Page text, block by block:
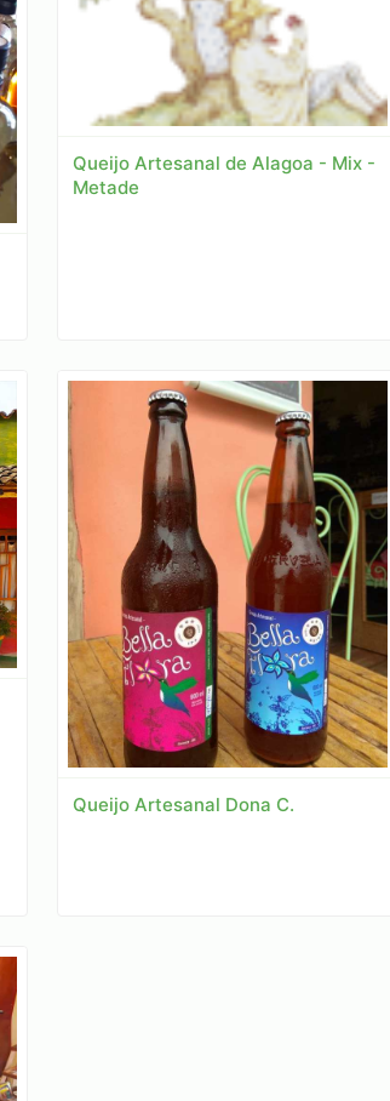
Queijo Artesanal de Alagoa - Mix -
Metade
Queijo Artesanal Dona C.